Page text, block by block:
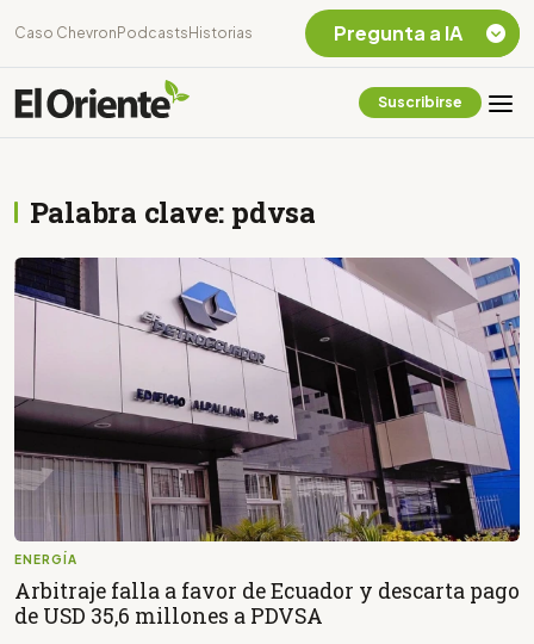
Caso Chevron Podcasts Historias
Suscribirse
Palabra clave: pdvsa
ENERGÍA
Arbitraje falla a favor de Ecuador y descarta pago
de USD 35,6 millones a PDVSA
Pregunta a IA
Amazonia Ecuatoriana
¿En que consiste la
tasa minera que rige en
Ecuador?